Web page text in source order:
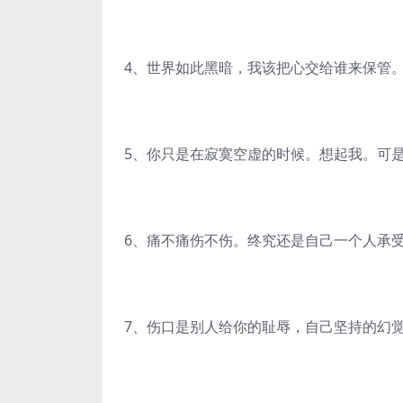
4、世界如此黑暗，我该把心交给谁来保管。
5、你只是在寂寞空虚的时候。想起我。可
6、痛不痛伤不伤。终究还是自己一个人承受
7、伤口是别人给你的耻辱，自己坚持的幻觉